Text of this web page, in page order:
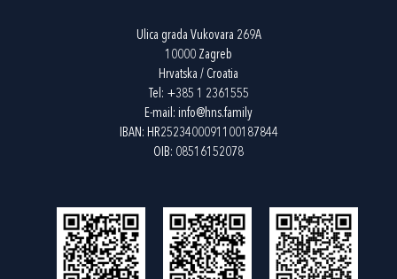
Ulica grada Vukovara 269A
10000 Zagreb
Hrvatska / Croatia
Tel: +385 1 2361555
E-mail: info@hns.family
IBAN: HR2523400091100187844
OIB: 08516152078